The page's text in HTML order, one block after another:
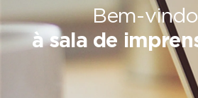
Bem-
à sala de